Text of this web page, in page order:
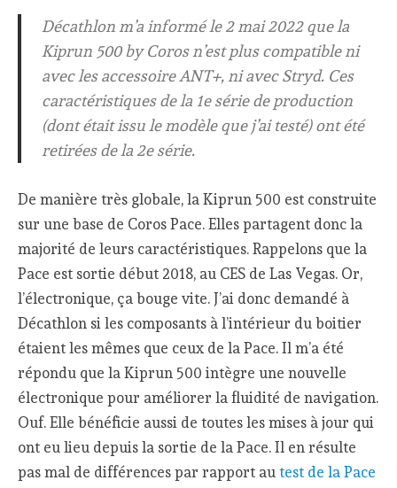
Décathlon m’a informé le 2 mai 2022 que la
Kiprun 500 by Coros n’est plus compatible ni
avec les accessoire ANT+, ni avec Stryd. Ces
caractéristiques de la 1e série de production
(dont était issu le modèle que j’ai testé) ont été
retirées de la 2e série.
De manière très globale, la Kiprun 500 est construite
sur une base de Coros Pace. Elles partagent donc la
majorité de leurs caractéristiques. Rappelons que la
Pace est sortie début 2018, au CES de Las Vegas. Or,
l’électronique, ça bouge vite. J’ai donc demandé à
Décathlon si les composants à l’intérieur du boitier
étaient les mêmes que ceux de la Pace. Il m’a été
répondu que la Kiprun 500 intègre une nouvelle
électronique pour améliorer la fluidité de navigation.
Ouf. Elle bénéficie aussi de toutes les mises à jour qui
ont eu lieu depuis la sortie de la Pace. Il en résulte
pas mal de différences par rapport autest de la Pace